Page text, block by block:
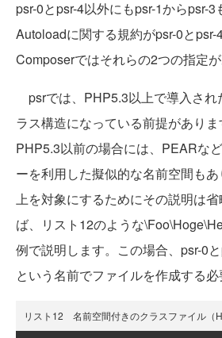
psr-0とpsr-4以外にもpsr-1からpsr-3
Autoloadに関する規約がpsr-0と
Composerではそれらの2つの指定が
psrでは、PHP5.3以上で導入され
ラス構造になっている前提がありま
PHP5.3以前の場合には、PEARな
ーを利用した擬似的な名前空間も
上を対象にするためにその説明は省
ば、リスト12のような
例で説明します。この場合、psr-0
という名前でファイルを作成する必
リスト12 名前空間付きのクラスファイル（